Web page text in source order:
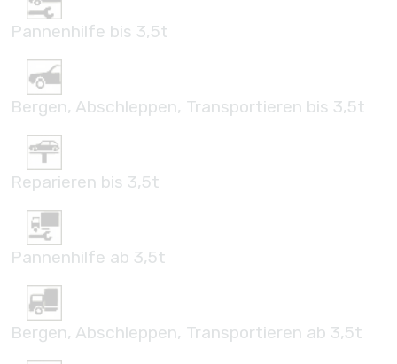
Pannenhilfe bis 3,5t
Bergen, Abschleppen, Transportieren bis 3,5t
Reparieren bis 3,5t
Pannenhilfe ab 3,5t
Bergen, Abschleppen, Transportieren ab 3,5t